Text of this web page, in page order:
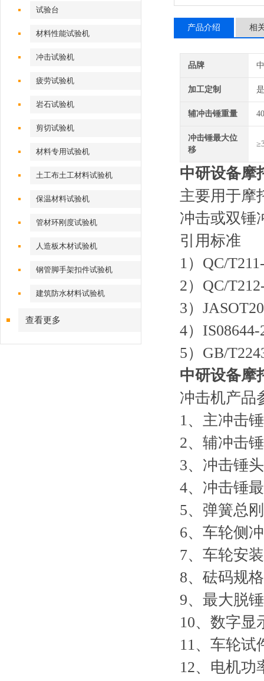
试验台
材料性能试验机
冲击试验机
疲劳试验机
岩石试验机
剪切试验机
材料专用试验机
土工布土工材料试验机
保温材料试验机
管材环刚度试验机
人造板木材试验机
钢管脚手架扣件试验机
建筑防水材料试验机
查看更多
产品介绍 相
品牌
加工定制 是
辅冲击锤重量
冲击锤最大位
移
中研设备摩
主要用于摩
冲击或双锤
引用标准
1）QC/
2）QC/
3）
4）
5）GB/
中研设备摩
冲击机产品
1、主冲击
2、辅冲击
3、冲击锤
4、冲击锤
5、弹簧总
6、车轮侧
7、车轮安
8、砝码规
9、最大脱
10、数字显
11、车轮试
12、电机功